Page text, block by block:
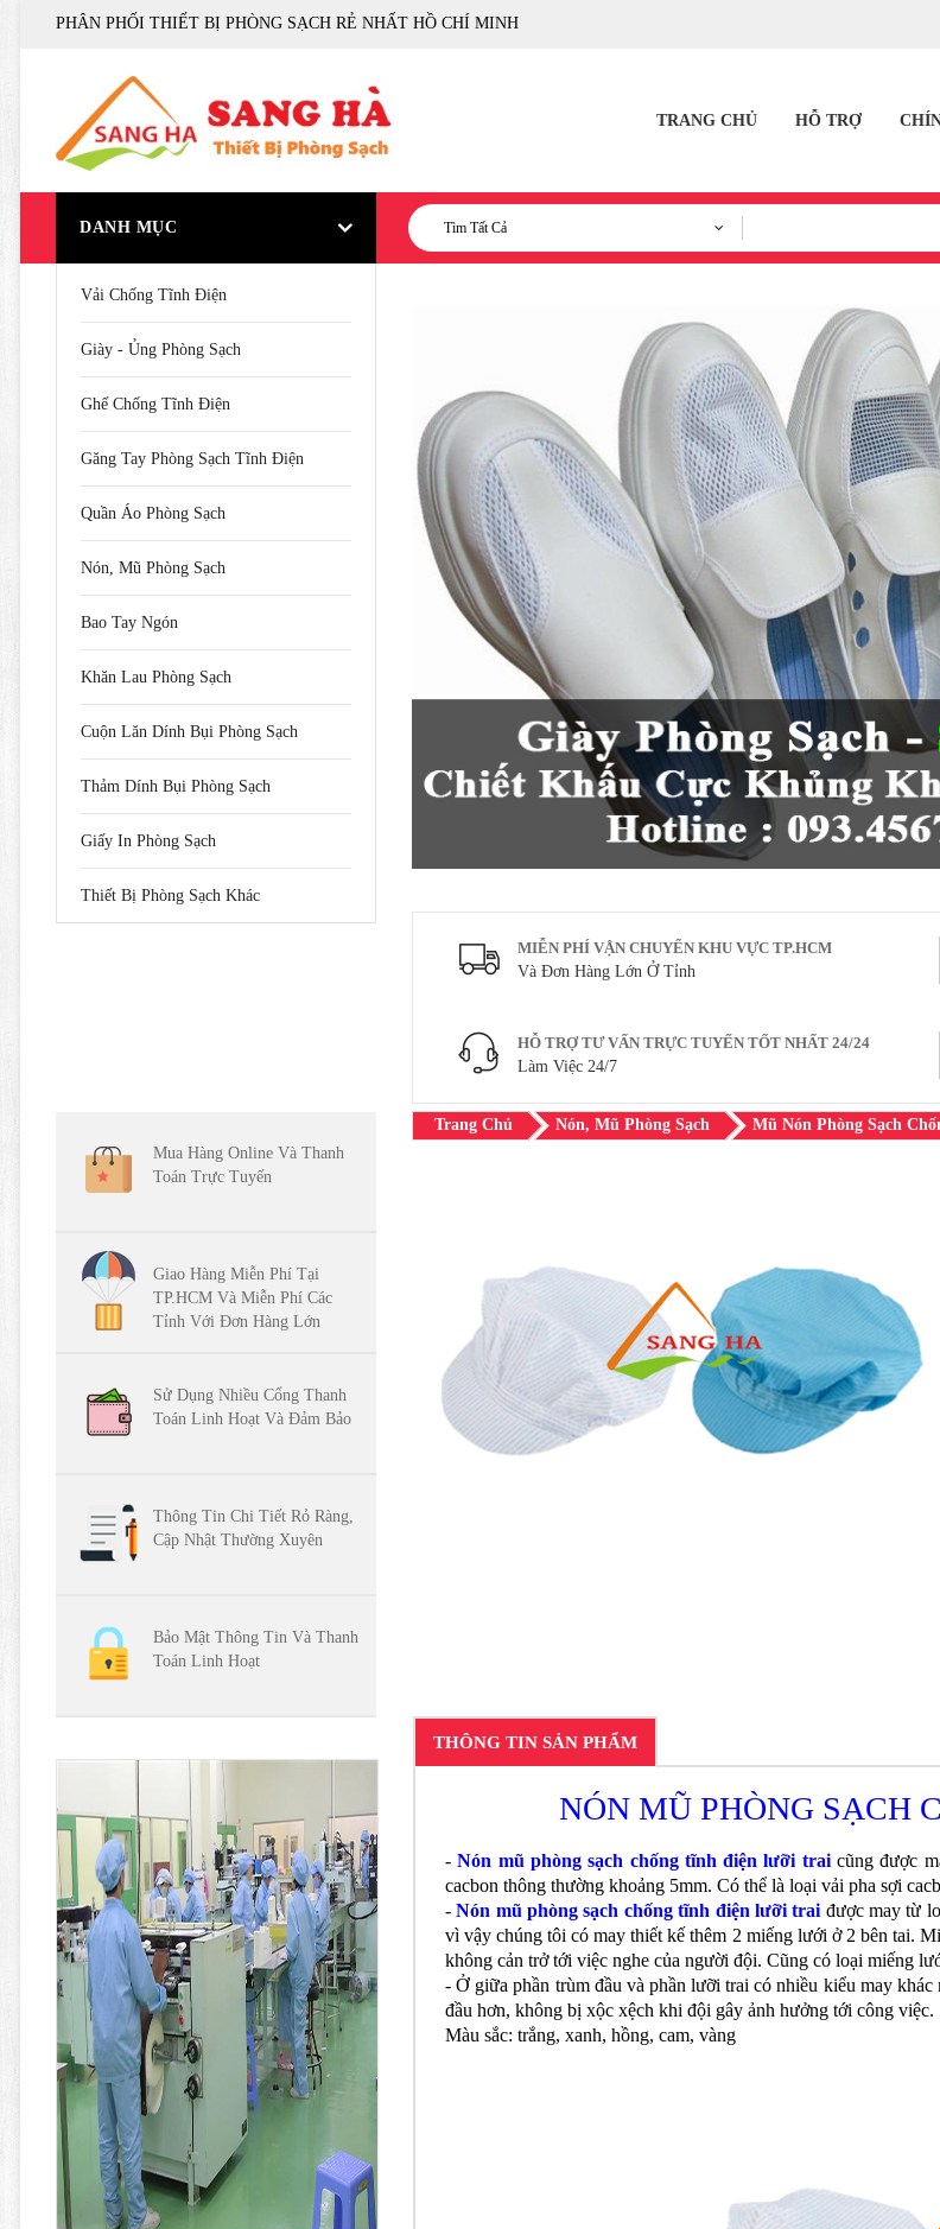
PHÂN PHỐI THIẾT BỊ PHÒNG SẠCH RẺ NHẤT HỒ CHÍ MINH
TRANG CHỦ HỖ TRỢ
DANH MỤC Tìm Tất Cả
Vải Chống Tĩnh Điện
Giày - Ủng Phòng Sạch
Ghế Chống Tĩnh Điện
Găng Tay Phòng Sạch Tĩnh Điện
Quần Áo Phòng Sạch
Nón, Mũ Phòng Sạch
Bao Tay Ngón
Khăn Lau Phòng Sạch
Cuộn Lăn Dính Bụi Phòng Sạch
Thảm Dính Bụi Phòng Sạch
Giấy In Phòng Sạch
Thiết Bị Phòng Sạch Khác
MIỄN PHÍ VẬN CHUYỂN KHU VỰC TP.HCM
Và Đơn Hàng Lớn Ở Tỉnh
HỖ TRỢ TƯ VẤN TRỰC TUYẾN TỐT NHẤT 24/24
Làm Việc 24/7
Mua Hàng Online Và Thanh
Toán Trực Tuyến
Giao Hàng Miễn Phí Tại
TP.HCM Và Miễn Phí Các
Tỉnh Với Đơn Hàng Lớn
Sử Dụng Nhiều Cổng Thanh
Toán Linh Hoạt Và Đảm Bảo
Thông Tin Chi Tiết Rỏ Ràng,
Cập Nhật Thường Xuyên
Bảo Mật Thông Tin Và Thanh
Toán Linh Hoạt
Trang Chủ Nón, Mũ Phòng Sạch Mũ Nón Phòng Sạch
THÔNG TIN SẢN PHẨM
NÓN MŨ PHÒNG SẠCH
-Nón mũ phòng sạch chống tĩnh điện lưỡi traicũng được
cacbon thông thường khoảng 5mm. Có thể là loại vải pha sợi
-Nón mũ phòng sạch chống tĩnh điện lưỡi trai được may từ
vì vậy chúng tôi có may thiết kế thêm 2 miếng lưới ở 2 bên tai.
không cản trở tới việc nghe của người đội. Cũng có loại miếng
- Ở giữa phần trùm đầu và phần lưỡi trai có nhiều kiểu may
đầu hơn, không bị xộc xệch khi đội gây ảnh hưởng tới công việc.
Màu sắc: trắng, xanh, hồng, cam, vàng